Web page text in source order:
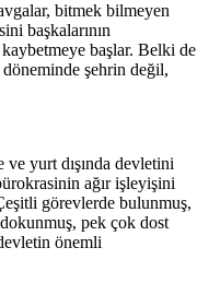
bitmek bilmeyen
başkalarının
başlar. Belki de
döneminde şehrin değil,
yurt dışında devletini
ağır işleyişini
görevlerde bulunmuş,
pek çok dost
önemli